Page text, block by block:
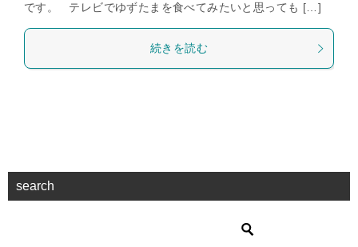
です。 テレビでゆずたまを食べてみたいと思っても […]
続きを読む
search